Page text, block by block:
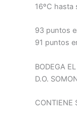
16ºC hasta
93 puntos
91 puntos
BODEGA
D.O.
CONTIENE